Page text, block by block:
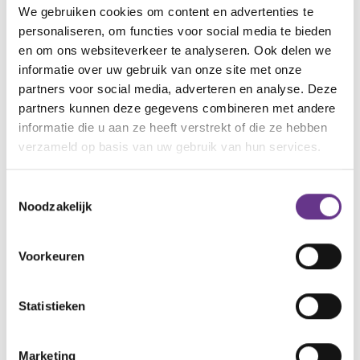
We gebruiken cookies om content en advertenties te
personaliseren, om functies voor social media te bieden
en om ons websiteverkeer te analyseren. Ook delen we
informatie over uw gebruik van onze site met onze
partners voor social media, adverteren en analyse. Deze
partners kunnen deze gegevens combineren met andere
informatie die u aan ze heeft verstrekt of die ze hebben
verzameld op basis van uw gebruik van hun services.
Noodzakelijk
Voorkeuren
Statistieken
Marketing
waren, werden concreet en geregeld. Niet omdat we
uitgaan van het ergste, maar omdat we voorbereid
willen zijn.
Het is geen makkelijk onderwerp. Maar wel één die,
als je hem eenmaal hebt aangepakt, ruimte geeft in
je hoofd. Omdat je weet: wat er ook gebeurt, het is
2 1